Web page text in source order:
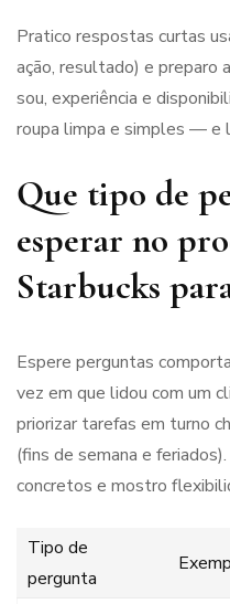
Pratico respostas curtas
ação, resultado) e preparo
sou, experiência e
roupa limpa e simples — e
Que tipo de
esperar no
Starbucks
Espere perguntas
vez em que lidou com um
priorizar tarefas em turno
(fins de semana e
concretos e mostro
Tipo de
pergunta